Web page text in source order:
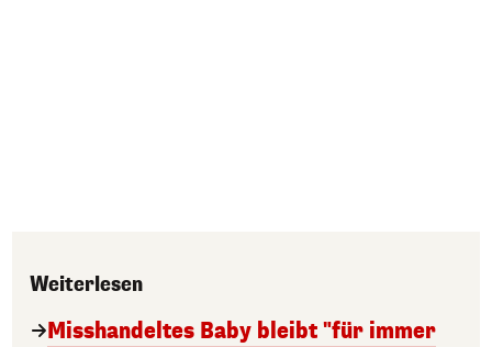
Weiterlesen
Misshandeltes Baby bleibt "für immer